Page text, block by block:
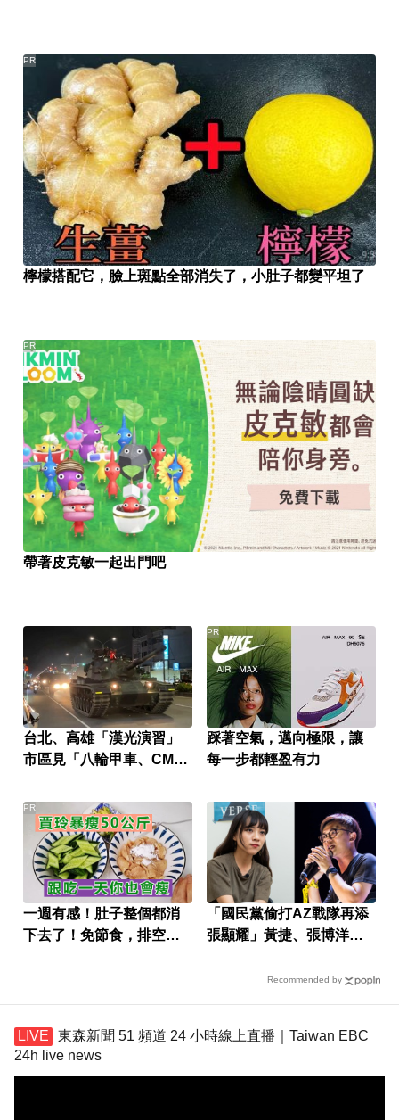
檸檬搭配它，臉上斑點全部消失了，小肚子都變平坦了
PR
帶著皮克敏一起出門吧
PR
台北、高雄「漢光演習」
市區見「八輪甲車、CM11
踩著空氣，邁向極限，讓
每一步都輕盈有力
PR
一週有感！肚子整個都消
下去了！免節食，排空順
PR
「國民黨偷打AZ戰隊再添
張顯耀」黃捷、張博洋怒
Recommended by
東森新聞 51 頻道 24 小時線上直播｜Taiwan EBC
24h live news